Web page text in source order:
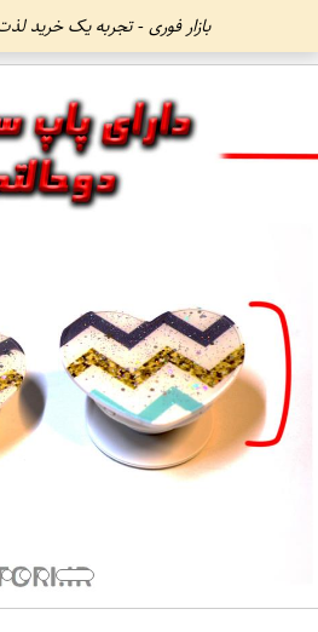
بازار فوری - تجربه یک خرید